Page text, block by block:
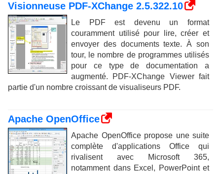
Visionneuse PDF-XChange 2.5.322.10
Le PDF est devenu un format
couramment utilisé pour lire, créer et
envoyer des documents texte. À son
tour, le nombre de programmes utilisés
pour ce type de documentation a
augmenté. PDF-XChange Viewer fait
partie d'un nombre croissant de visualiseurs PDF.
Apache OpenOffice
Apache OpenOffice propose une suite
complète d'applications Office qui
rivalisent avec Microsoft 365,
notamment dans Excel, PowerPoint et